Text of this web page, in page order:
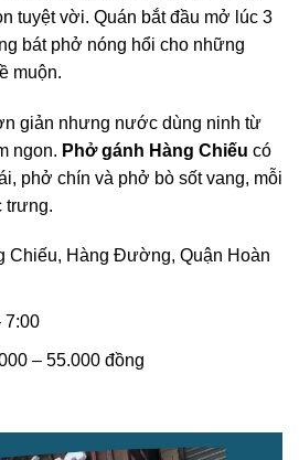
tuyệt vời. Quán bắt đầu mở lúc 3
bát phở nóng hổi cho những
muộn.
giản nhưng nước dùng ninh từ
ngon. Phở gánh Hàng Chiếu có
phở chín và phở bò sốt vang, mỗi
trưng.
Chiếu, Hàng Đường, Quận Hoàn
7:00
– 55.000 đồng